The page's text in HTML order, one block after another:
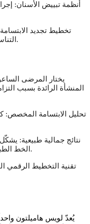
أنظمة تبييض الأسنان:
تخطيط تجديد
التناسب الطبيعي للوجه بشكل مثالي عبر الزمن.
يختار المرضى
المنشأة الرائدة بسبب
تحليل الابتسامة المخصص:
نتائج جمالية طبيعية:
الخط الطبيعي للشفاه، مما يمنع المظهر الاصطناعي.
تقنية التخطيط